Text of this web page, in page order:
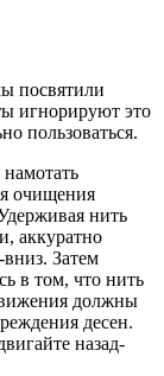
посвятили
игнорируют это
пользоваться.
очищения
нить
аккуратно
Затем
в том, что нить
должны
десен.
назад-